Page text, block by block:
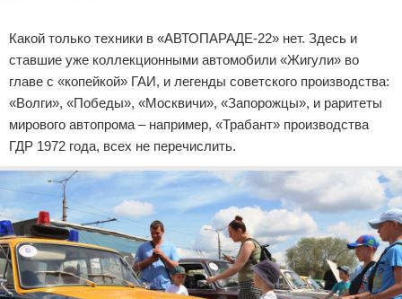
Какой только техники в «АВТОПАРАДЕ-22» нет. Здесь и
ставшие уже коллекционными автомобили «Жигули» во
главе с «копейкой» ГАИ, и легенды советского производства:
«Волги», «Победы», «Москвичи», «Запорожцы», и раритеты
мирового автопрома – например, «Трабант» производства
ГДР 1972 года, всех не перечислить.